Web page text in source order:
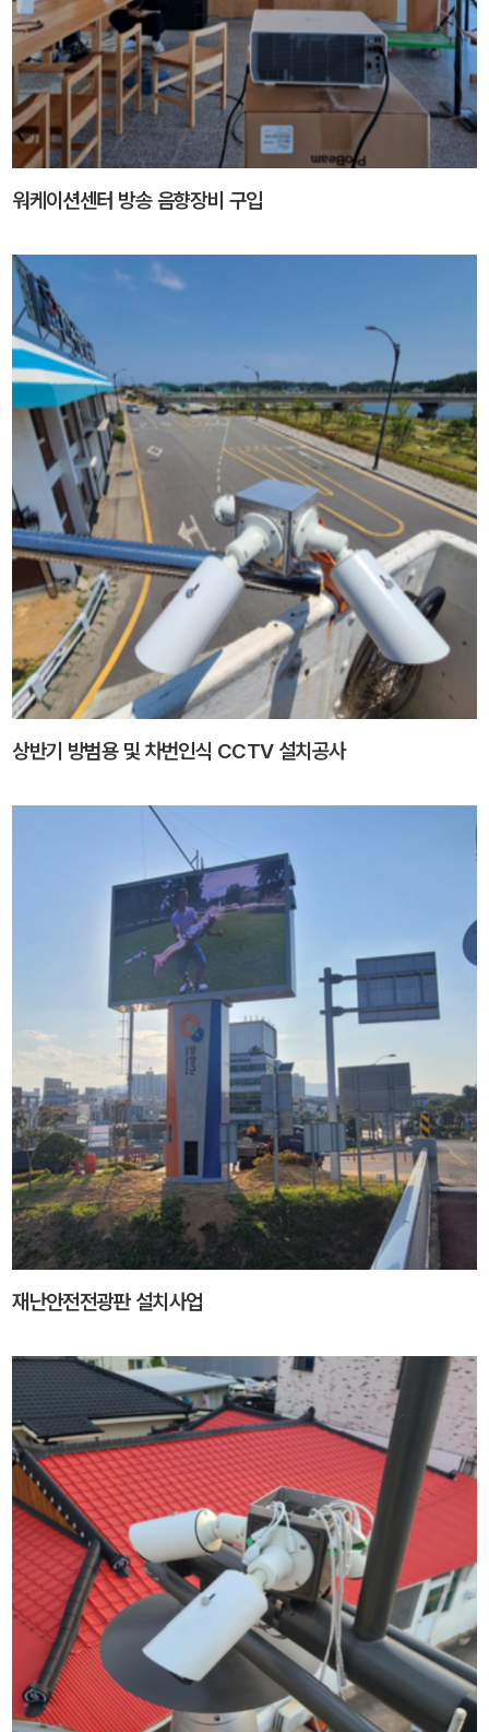
워케이션센터 방송 음향장비 구입
상반기 방범용 및 차번인식 CCTV 설치공사
재난안전전광판 설치사업